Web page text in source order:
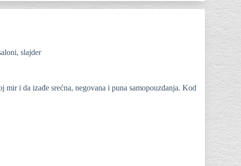
, slajder
mir i da izađe srećna, negovana i puna samopouzdanja. Kod